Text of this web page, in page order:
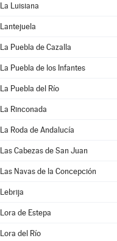
La Luisiana
Lantejuela
La Puebla de Cazalla
La Puebla de los Infantes
La Puebla del Río
La Rinconada
La Roda de Andalucía
Las Cabezas de San Juan
Las Navas de la Concepción
Lebrija
Lora de Estepa
Lora del Río